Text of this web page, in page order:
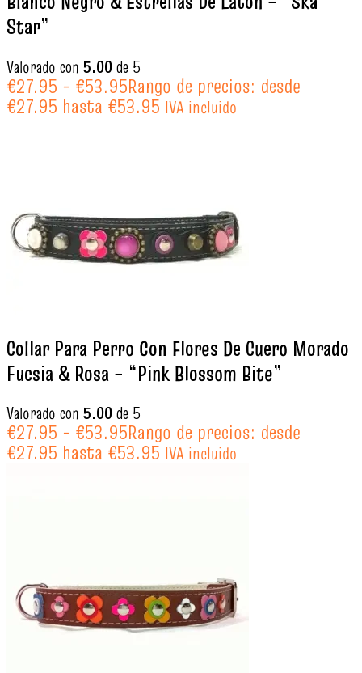
Star”
Valorado con 5.00de 5
€27.95 - €53.95Rango de precios: desde
€27.95 hasta €53.95 IVA incluido
Collar Para Perro Con Flores De Cuero Morado
Fucsia & Rosa – “Pink Blossom Bite”
Valorado con 5.00de 5
€27.95 - €53.95Rango de precios: desde
€27.95 hasta €53.95 IVA incluido